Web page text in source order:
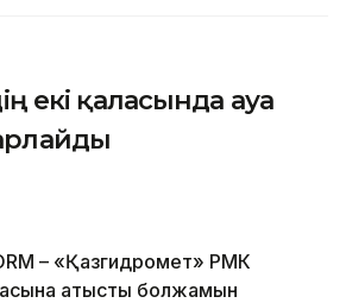
екі қаласында ауа
– «Қазгидромет» РМК
қатысты болжамын